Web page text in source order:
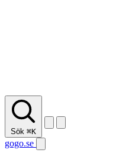
Sök ⌘K
gogo.se